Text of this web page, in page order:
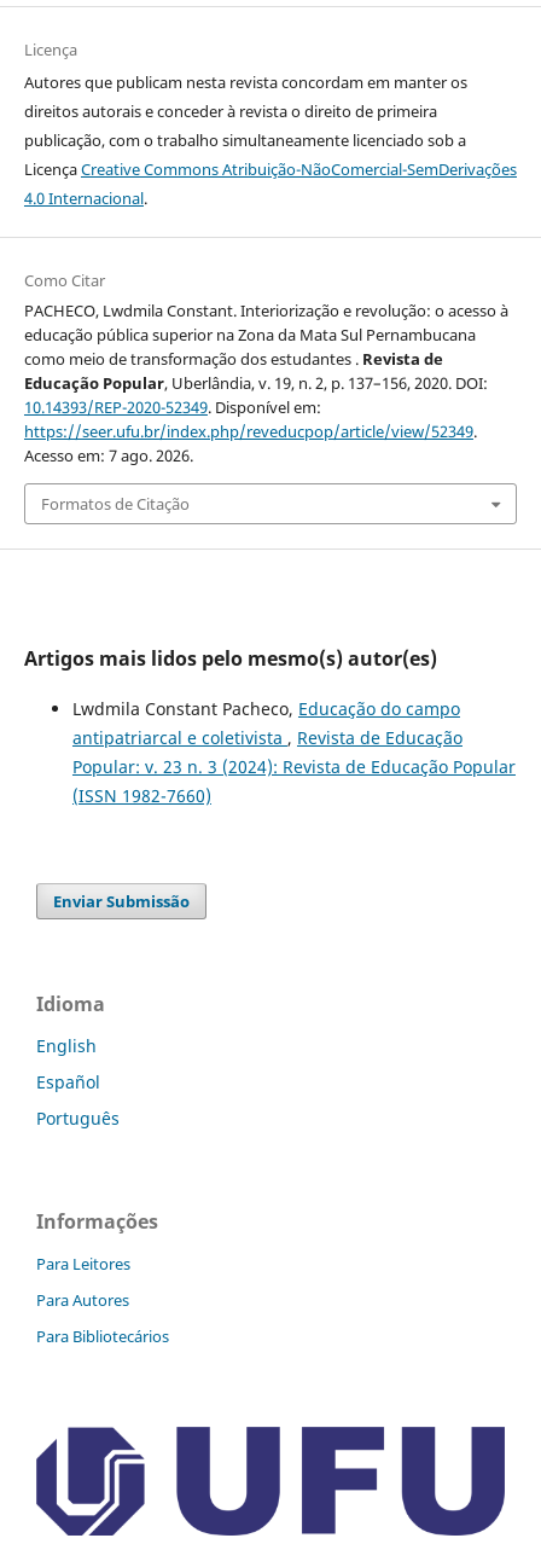
Licença
Autores que publicam nesta revista concordam em manter os
direitos autorais e conceder à revista o direito de primeira
publicação, com o trabalho simultaneamente licenciado sob a
LicençaCreative Commons Atribuição-NãoComercial-SemDerivações
4.0 Internacional.
Como Citar
PACHECO, Lwdmila Constant. Interiorização e revolução: o acesso à
educação pública superior na Zona da Mata Sul Pernambucana
como meio de transformação dos estudantes . Revista de
Educação Popular, Uberlândia, v. 19, n. 2, p. 137–156, 2020. DOI:
10.14393/REP-2020-52349. Disponível em:
https://seer.ufu.br/index.php/reveducpop/article/view/52349.
Acesso em: 7 ago. 2026.
Formatos de Citação
Artigos mais lidos pelo mesmo(s) autor(es)
Lwdmila Constant Pacheco, Educação do campo
antipatriarcal e coletivista , Revista de Educação
Popular: v. 23 n. 3 (2024): Revista de Educação Popular
(ISSN 1982-7660)
Enviar Submissão
Idioma
English
Español
Português
Informações
Para Leitores
Para Autores
Para Bibliotecários